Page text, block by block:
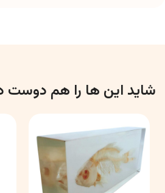
شاید این ها را هم دوست